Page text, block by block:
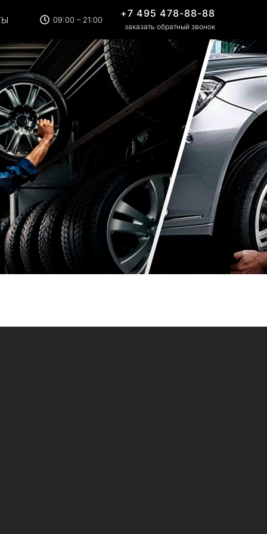
09:00 – 21:00
+7 495 478-88-88
заказать обратный звонок